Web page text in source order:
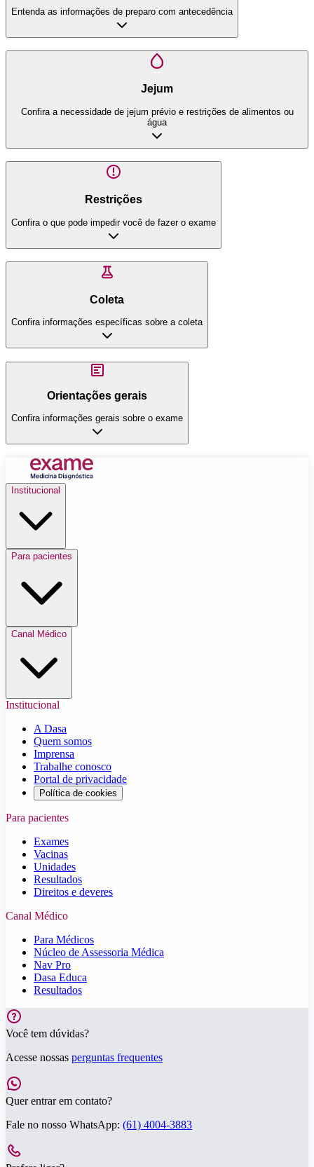
Entenda as informações de preparo com antecedência
Jejum
Confira a necessidade de jejum prévio e restrições de alimentos ou
água
Restrições
Confira o que pode impedir você de fazer o exame
Coleta
Confira informações específicas sobre a coleta
Orientações gerais
Confira informações gerais sobre o exame
Institucional
Para pacientes
Canal Médico
Institucional
A Dasa
Quem somos
Imprensa
Trabalhe conosco
Portal de privacidade
Política de cookies
Para pacientes
Exames
Vacinas
Unidades
Resultados
Direitos e deveres
Canal Médico
Para Médicos
Núcleo de Assessoria Médica
Nav Pro
Dasa Educa
Resultados
Você tem dúvidas?
Acesse nossas perguntas frequentes
Quer entrar em contato?
Fale no nosso WhatsApp: (61) 4004-3883